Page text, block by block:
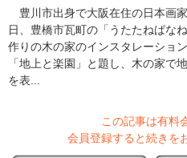
豊川市出身で大阪在住の日本画
日、豊橋市瓦町の「うたたねばな
作りの木の家のインスタレーショ
「地上と楽園」と題し、木の家で
を表...
この記事は有料
会員登録すると続きを